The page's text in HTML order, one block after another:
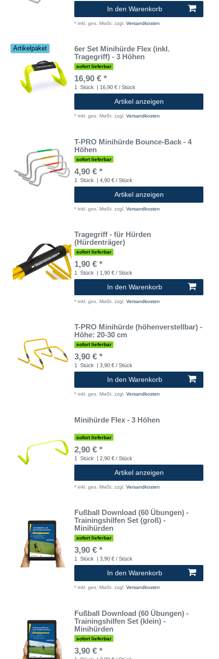
In den Warenkorb
* inkl. ges. MwSt. zzgl. Versandkosten
Artikelpaket
6er Set Minihürde Flex (inkl.
Tragegriff) - 3 Höhen
sofort lieferbar
16,90 € *
1 Stück | 16,90 € / Stück
Artikel anzeigen
* inkl. ges. MwSt. zzgl. Versandkosten
T-PRO Minihürde Bounce-Back - 4
Höhen
sofort lieferbar
4,90 € *
1 Stück | 4,90 € / Stück
Artikel anzeigen
* inkl. ges. MwSt. zzgl. Versandkosten
Tragegriff - für Hürden
(Hürdenträger)
sofort lieferbar
1,90 € *
1 Stück | 1,90 € / Stück
In den Warenkorb
* inkl. ges. MwSt. zzgl. Versandkosten
T-PRO Minihürde (höhenverstellbar) -
Höhe: 20-30 cm
sofort lieferbar
3,90 € *
1 Stück | 3,90 € / Stück
In den Warenkorb
* inkl. ges. MwSt. zzgl. Versandkosten
Minihürde Flex - 3 Höhen
sofort lieferbar
2,90 € *
1 Stück | 2,90 € / Stück
Artikel anzeigen
* inkl. ges. MwSt. zzgl. Versandkosten
Fußball Download (60 Übungen) -
Trainingshilfen Set (groß) -
Minihürden
sofort lieferbar
3,90 € *
1 Stück | 3,90 € / Stück
In den Warenkorb
* inkl. ges. MwSt. zzgl. Versandkosten
Fußball Download (60 Übungen) -
Trainingshilfen Set (klein) -
Minihürden
sofort lieferbar
3,90 € *